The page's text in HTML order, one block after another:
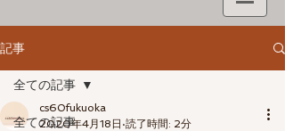
記事
全ての記事
全ての記事
cs60fukuoka
2020年4月18日 読了時間: 2分